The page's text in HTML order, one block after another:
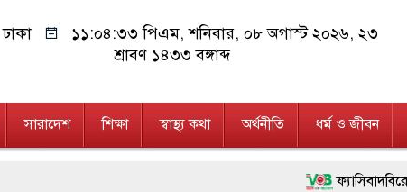
ঢাকা ১১:০৪:৩৪ পিএম, শনিবার, ০৮ অগাস্ট ২০২৬, ২৩
শ্রাবণ ১৪৩৩ বঙ্গাব্দ
সারাদেশ শিক্ষা স্বাস্থ্য কথা অর্থনীতি ধর্ম ও জীবন
ফ্যাসিবাদবিরোধী